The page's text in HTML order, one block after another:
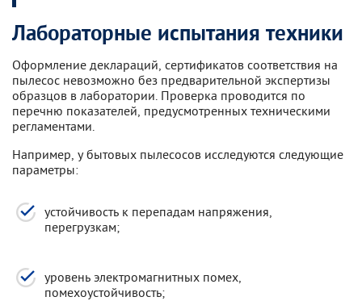
Лабораторные испытания техники
Оформление деклараций, сертификатов соответствия на
пылесос невозможно без предварительной экспертизы
образцов в лаборатории. Проверка проводится по
перечню показателей, предусмотренных техническими
регламентами.
Например, у бытовых пылесосов исследуются следующие
параметры:
устойчивость к перепадам напряжения,
перегрузкам;
уровень электромагнитных помех,
помехоустойчивость;